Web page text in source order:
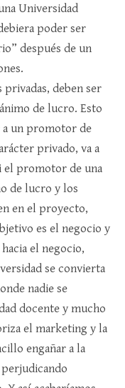
Universidad
poder ser
después de un
deben ser
de lucro. Esto
a un promotor de
privado, va a
el promotor de una
de lucro y los
en el proyecto,
es el negocio y
el negocio,
se convierta
nadie se
docente y mucho
el marketing y la
engañar a la